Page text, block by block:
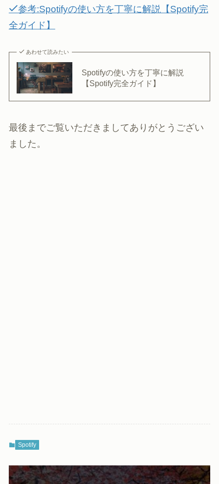
参考:Spotifyの使い方を丁寧に解説【Spotify完
全ガイド】
あわせて読みたい
Spotifyの使い方を丁寧に解説
【Spotify完全ガイド】
最後までご覧いただきましてありがとうござい
ました。
Spotify